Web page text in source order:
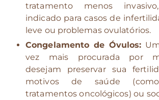
tratamento menos
indicado para casos de
leve ou problemas ovulatórios.
Congelamento de Óvulos:
vez mais procurada por
desejam preservar sua
motivos de saúde
tratamentos oncológicos) ou